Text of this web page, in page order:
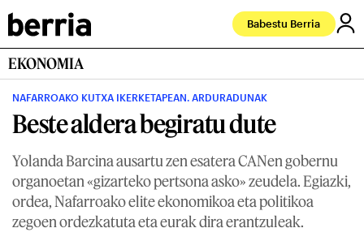
Babestu Berria
EKONOMIA
NAFARROAKO KUTXA IKERKETAPEAN. ARDURADUNAK
Beste aldera begiratu dute
Yolanda Barcina ausartu zen esatera CANen gobernu
organoetan «gizarteko pertsona asko» zeudela. Egiazki,
ordea, Nafarroako elite ekonomikoa eta politikoa
zegoen ordezkatuta eta eurak dira erantzuleak.